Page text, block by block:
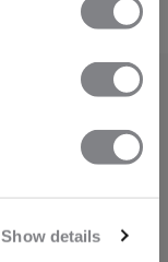
Show details